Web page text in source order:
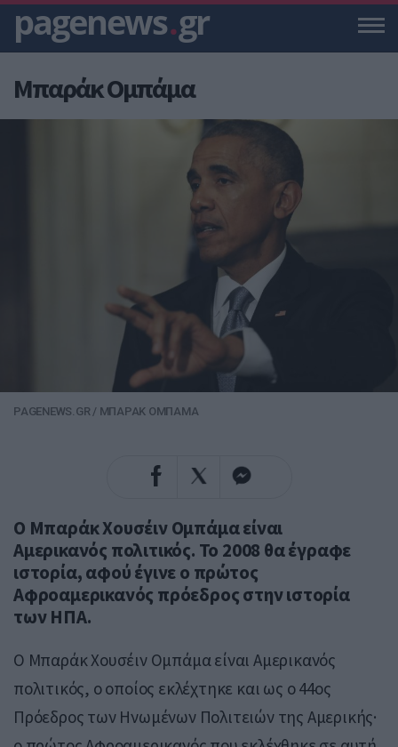
pagenews.gr
Μπαράκ Ομπάμα
PAGENEWS.GR/ ΜΠΑΡΑΚ ΟΜΠΑΜΑ
Ο Μπαράκ Χουσέιν Ομπάμα είναι
Αμερικανός πολιτικός. Το 2008 θα έγραφε
ιστορία, αφού έγινε ο πρώτος
Αφροαμερικανός πρόεδρος στην ιστορία
των ΗΠΑ.
Ο Μπαράκ Χουσέιν Ομπάμα είναι Αμερικανός
πολιτικός, ο οποίος εκλέχτηκε και ως ο 44ος
Πρόεδρος των Ηνωμένων Πολιτειών της Αμερικής·